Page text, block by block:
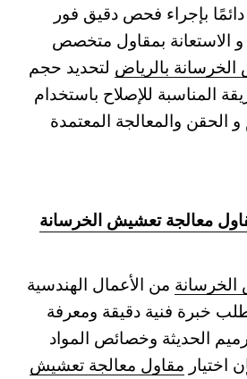
بإجراء فحص دقيق فور
الاستعانة بمقاول متخصص
بالرياض لتحديد حجم
المناسبة للإصلاح باستخدام
الحقن والمعالجة المعتمدة
معالجة تعشيش الخرسانة
من الأعمال الهندسية
خبرة فنية دقيقة ومعرفة
الحديثة وخصائص المواد
اختيار مقاول معالجة تعشيش